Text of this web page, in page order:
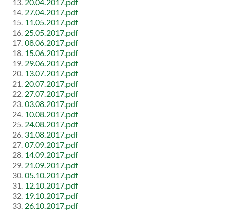
27.04.2017.pdf
11.05.2017.pdf
25.05.2017.pdf
08.06.2017.pdf
15.06.2017.pdf
29.06.2017.pdf
13.07.2017.pdf
20.07.2017.pdf
27.07.2017.pdf
03.08.2017.pdf
10.08.2017.pdf
24.08.2017.pdf
31.08.2017.pdf
07.09.2017.pdf
14.09.2017.pdf
21.09.2017.pdf
05.10.2017.pdf
12.10.2017.pdf
19.10.2017.pdf
26.10.2017.pdf